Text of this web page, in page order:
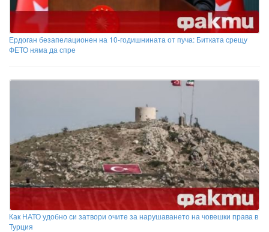
Ердоган безапелационен на 10-годишнината от пуча: Битката срещу
ФЕТО няма да спре
Как НАТО удобно си затвори очите за нарушаването на човешки права в
Турция